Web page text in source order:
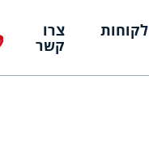
לקוחות צרו
קשר